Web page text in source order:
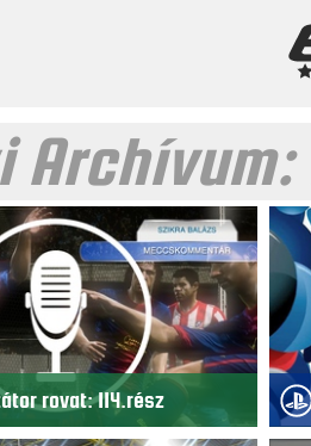
Archívum:
rovat: 114.rész